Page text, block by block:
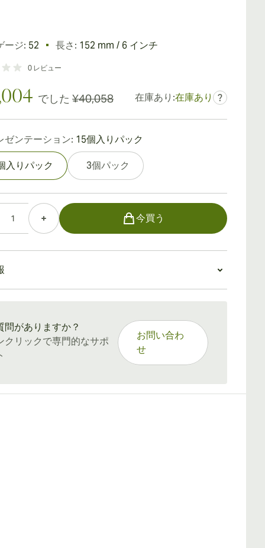
ージ: 52 長さ: 152 mm / 6 インチ
0 レビュー
でした ¥40,058 在庫あり:在庫あり ?
ゼンテーション: 15個入りパック
入りパック 3個パック
今買う
問がありますか？
クリックで専門的なサポ
お問い合わ
せ